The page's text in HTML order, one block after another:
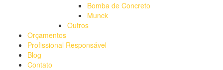
Bomba de Concreto
Munck
Outros
Orçamentos
Profissional Responsável
Blog
Contato